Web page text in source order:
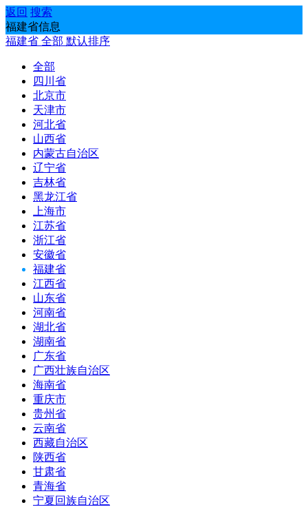
返回 搜索
福建省信息
福建省 全部 默认排序
全部
四川省
北京市
天津市
河北省
山西省
内蒙古自治区
辽宁省
吉林省
黑龙江省
上海市
江苏省
浙江省
安徽省
福建省
江西省
山东省
河南省
湖北省
湖南省
广东省
广西壮族自治区
海南省
重庆市
贵州省
云南省
西藏自治区
陕西省
甘肃省
青海省
宁夏回族自治区